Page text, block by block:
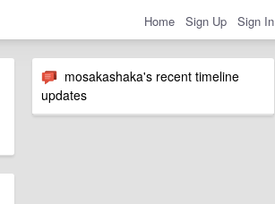
Home Sign Up Sign In
mosakashaka's recent timeline
updates